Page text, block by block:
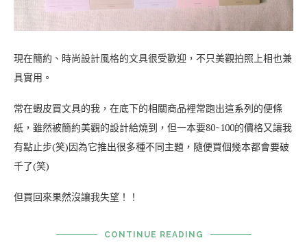
現在簡約、時尚設計風格的文具很受歡迎，不只美觀拍照上相也兼
具實用。
常在蝦皮買文具的我，在底下的相關商品裡常跑出這系列的便條
紙，雖然被簡約美觀的設計給燒到，但一本要80~100的價格又讓我
有點止步(笑)因為它推出很多種不同主題，隨便買個幾本都會要破
千了(笑)
但買回來果然沒讓我失望！！
CONTINUE READING